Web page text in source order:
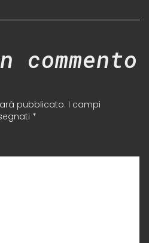
commento
pubblicato. I campi
*